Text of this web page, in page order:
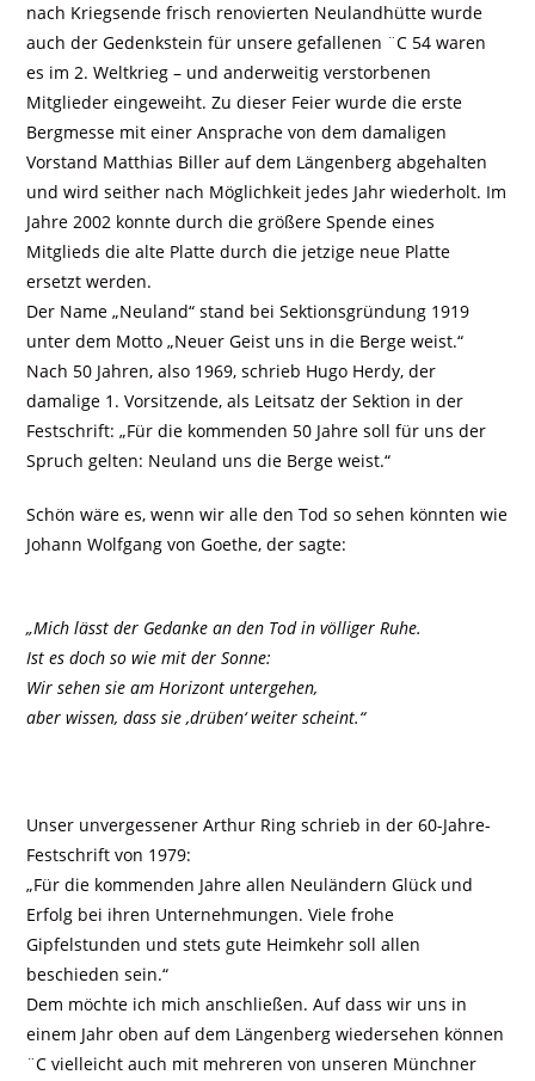
nach Kriegsende frisch renovierten Neulandhütte wurde
auch der Gedenkstein für unsere gefallenen ¨C 54 waren
es im 2. Weltkrieg – und anderweitig verstorbenen
Mitglieder eingeweiht. Zu dieser Feier wurde die erste
Bergmesse mit einer Ansprache von dem damaligen
Vorstand Matthias Biller auf dem Längenberg abgehalten
und wird seither nach Möglichkeit jedes Jahr wiederholt. Im
Jahre 2002 konnte durch die größere Spende eines
Mitglieds die alte Platte durch die jetzige neue Platte
ersetzt werden.
Der Name „Neuland“ stand bei Sektionsgründung 1919
unter dem Motto „Neuer Geist uns in die Berge weist.“
Nach 50 Jahren, also 1969, schrieb Hugo Herdy, der
damalige 1. Vorsitzende, als Leitsatz der Sektion in der
Festschrift: „Für die kommenden 50 Jahre soll für uns der
Spruch gelten: Neuland uns die Berge weist.“
Schön wäre es, wenn wir alle den Tod so sehen könnten wie
Johann Wolfgang von Goethe, der sagte:
„Mich lässt der Gedanke an den Tod in völliger Ruhe.
Ist es doch so wie mit der Sonne:
Wir sehen sie am Horizont untergehen,
aber wissen, dass sie ‚drüben‘ weiter scheint.“
Unser unvergessener Arthur Ring schrieb in der 60-Jahre-
Festschrift von 1979:
„Für die kommenden Jahre allen Neuländern Glück und
Erfolg bei ihren Unternehmungen. Viele frohe
Gipfelstunden und stets gute Heimkehr soll allen
beschieden sein.“
Dem möchte ich mich anschließen. Auf dass wir uns in
einem Jahr oben auf dem Längenberg wiedersehen können
¨C vielleicht auch mit mehreren von unseren Münchner